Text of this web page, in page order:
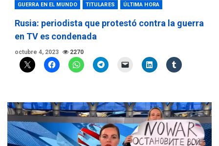
GUERRA EN EL MUNDO TITULARES ÚLTIMA HORA
Rusia: periodista que protestó contra la guerra
en TV es condenada
octubre 4, 2023 2270